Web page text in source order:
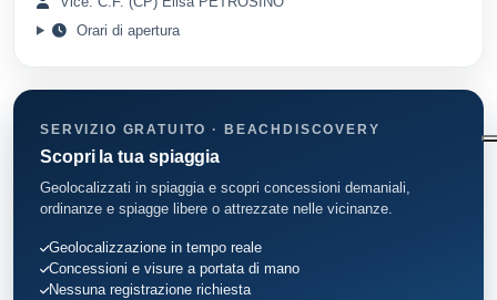
Orari di apertura
SERVIZIO GRATUITO · BEACHDISCOVERY
Scopri la tua spiaggia
Geolocalizzati in spiaggia e scopri concessioni demaniali,
ordinanze e spiagge libere o attrezzate nelle vicinanze.
Geolocalizzazione in tempo reale
Concessioni e visure a portata di mano
Nessuna registrazione richiesta